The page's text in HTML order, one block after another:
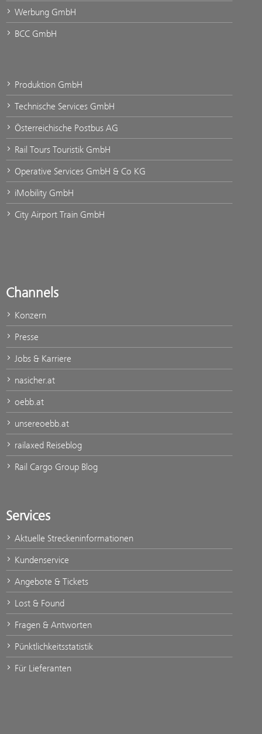
Werbung GmbH
BCC GmbH
Produktion GmbH
Technische Services GmbH
Österreichische Postbus AG
Rail Tours Touristik GmbH
Operative Services GmbH & Co KG
iMobility GmbH
City Airport Train GmbH
Channels
Konzern
Presse
Jobs & Karriere
nasicher.at
oebb.at
unsereoebb.at
railaxed Reiseblog
Rail Cargo Group Blog
Services
Aktuelle Streckeninformationen
Kundenservice
Angebote & Tickets
Lost & Found
Fragen & Antworten
Pünktlichkeitsstatistik
Für Lieferanten